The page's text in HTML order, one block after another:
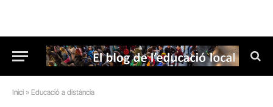
Inici » Educació a distància